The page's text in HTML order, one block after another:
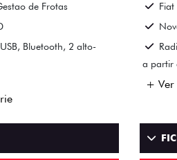
de Frotas
Bluetooth, 2 alto-
a partir
+ Ver